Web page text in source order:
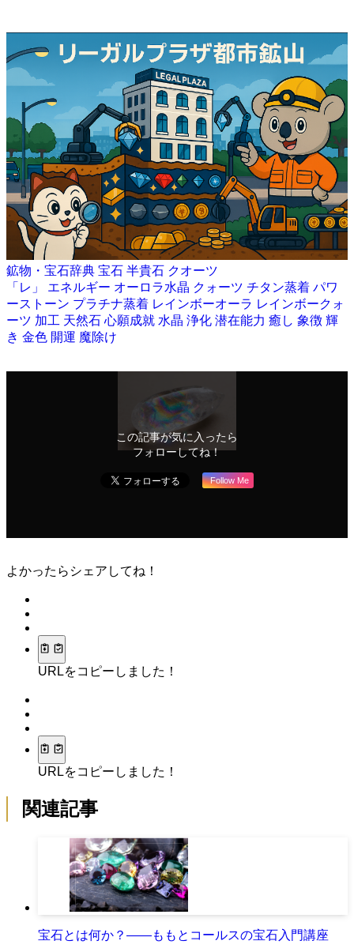
鉱物・宝石辞典 宝石 半貴石 クオーツ
「レ」 エネルギー オーロラ水晶 クォーツ チタン蒸着 パワ
ーストーン プラチナ蒸着 レインボーオーラ レインボークォ
ーツ 加工 天然石 心願成就 水晶 浄化 潜在能力 癒し 象徴 輝
き 金色 開運 魔除け
この記事が気に入ったら
フォローしてね！
Follow Me
よかったらシェアしてね！
URLをコピーしました！
URLをコピーしました！
関連記事
宝石とは何か？――ももとコールスの宝石入門講座